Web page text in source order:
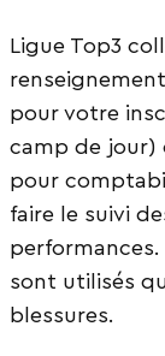
Ligue Top3
pour votre
camp de jour)
pour
faire le suivi
sont utilisés
blessures.